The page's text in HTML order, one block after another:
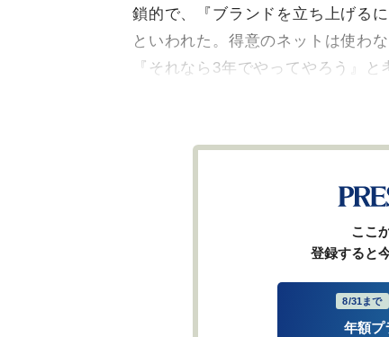
鎖的で、『ブランドを立ち上げる
といわれた。得意のネットは使わ
『それなら3年でやってやろう』と
ここ
登録すると
8/31まで
年額プ